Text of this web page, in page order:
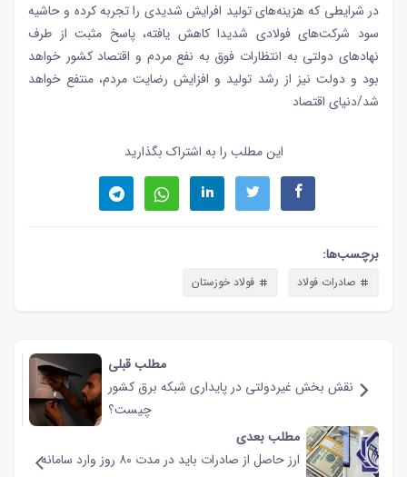
در شرایطی که هزینه‌‌‌های تولید افرایش شدیدی را تجربه کرده و حاشیه
سود شرکت‌های فولادی شدیدا کاهش یافته، پاسخ مثبت از طرف
نهادهای دولتی به انتظارات فوق به نفع مردم و اقتصاد کشور خواهد
بود و دولت نیز از رشد تولید و افزایش رضایت مردم، منتفع خواهد
شد/دنیای اقتصاد
این مطلب را به اشتراک بگذارید
برچسب‌ها:
صادرات فولاد فولاد خوزستان
مطلب قبلی
نقش‌ بخش غیردولتی در پایداری شبکه برق کشور
چیست؟
مطلب بعدی
ارز حاصل از صادرات باید در مدت ۸۰ روز وارد سامانه